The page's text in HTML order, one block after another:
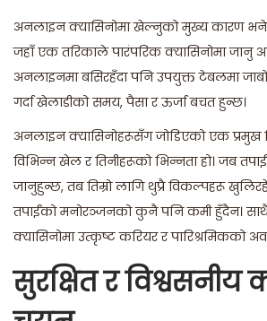
अनलाइन क्यासिनोमा खेल्नुको मुख्य कारण
जहाँ एक तरिकाले पारंपरिक क्यासिनोमा जानु
अनलाइनमा बसिरहँदा पनि उपयुक्त टेबलमा
गर्दा खेलाडीको समय, पैसा र ऊर्जा बचत हुन्छ।
अनलाइन क्यासिनोहरूसँग जोडिएको एक प्रमुख
विभिन्न खेल र तिनीहरूको भिन्नता हो। जब
जानुहुन्छ, तब तिम्रो लागि थुप्रै विकल्पहरू
तपाईंको मनोरञ्जनको कुनै पनि कमी हुँदैन।
क्यासिनोमा उत्कृष्ट करियर र पारिश्रमिकको
सुरक्षित र विश्वसनीय